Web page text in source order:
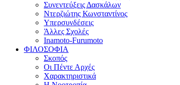
Συνεντεύξεις Δασκάλων
Ντερζιώτης Κωνσταντίνος
Υπερσυνδέσεις
Άλλες Σχολές
Inamoto-Furumoto
ΦΙΛΟΣΟΦΙΑ
Σκοπός
Οι Πέντε Αρχές
Χαρακτηριστικά